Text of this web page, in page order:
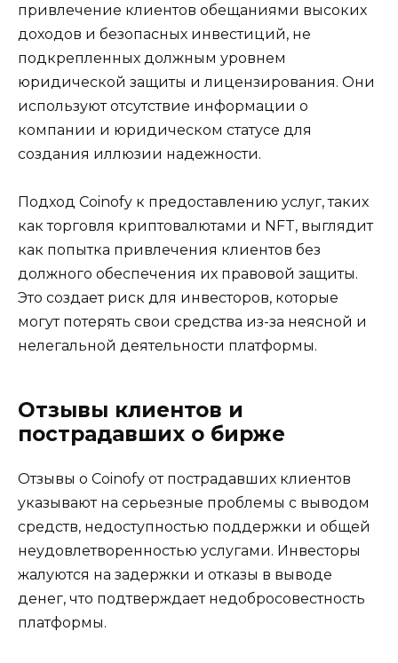
привлечение клиентов обещаниями высоких
доходов и безопасных инвестиций, не
подкрепленных должным уровнем
юридической защиты и лицензирования. Они
используют отсутствие информации о
компании и юридическом статусе для
создания иллюзии надежности.
Подход Coinofy к предоставлению услуг, таких
как торговля криптовалютами и NFT, выглядит
как попытка привлечения клиентов без
должного обеспечения их правовой защиты.
Это создает риск для инвесторов, которые
могут потерять свои средства из-за неясной и
нелегальной деятельности платформы.
Отзывы клиентов и
пострадавших о бирже
Отзывы о Coinofy от пострадавших клиентов
указывают на серьезные проблемы с выводом
средств, недоступностью поддержки и общей
неудовлетворенностью услугами. Инвесторы
жалуются на задержки и отказы в выводе
денег, что подтверждает недобросовестность
платформы.